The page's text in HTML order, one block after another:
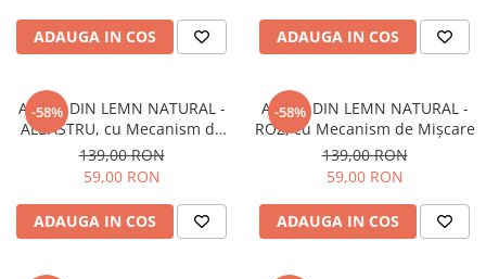
ADAUGA IN COS ADAUGA IN COS
-58%
AVION DIN LEMN NATURAL -
ALBASTRU, cu Mecanism de
Mișcare
139,00 RON
59,00 RON
ADAUGA IN COS
-58%
AVION DIN LEMN NATURAL -
ROZ, cu Mecanism de Mișcare
139,00 RON
59,00 RON
ADAUGA IN COS